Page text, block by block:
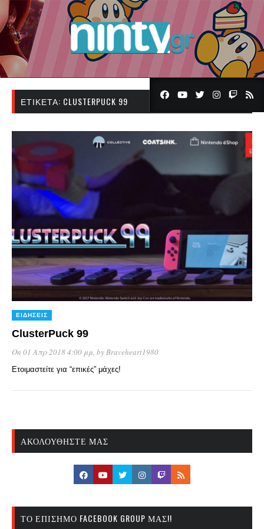
ΕΤΙΚΈΤΑ: CLUSTERPUCK 99
ΕΙΔΉΣΕΙΣ
ClusterPuck 99
On 01 Απρ 2018 4:00 μμ, byBraveheart1980
Ετοιμαστείτε για “επικές” μάχες!
ΑΚΟΛΟΥΘΉΣΤΕ ΜΑΣ
ΤΟ ΕΠΊΣΗΜΟ FACEBOOK GROUP ΜΑΣ!!